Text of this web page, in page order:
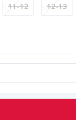
11-12 12-13